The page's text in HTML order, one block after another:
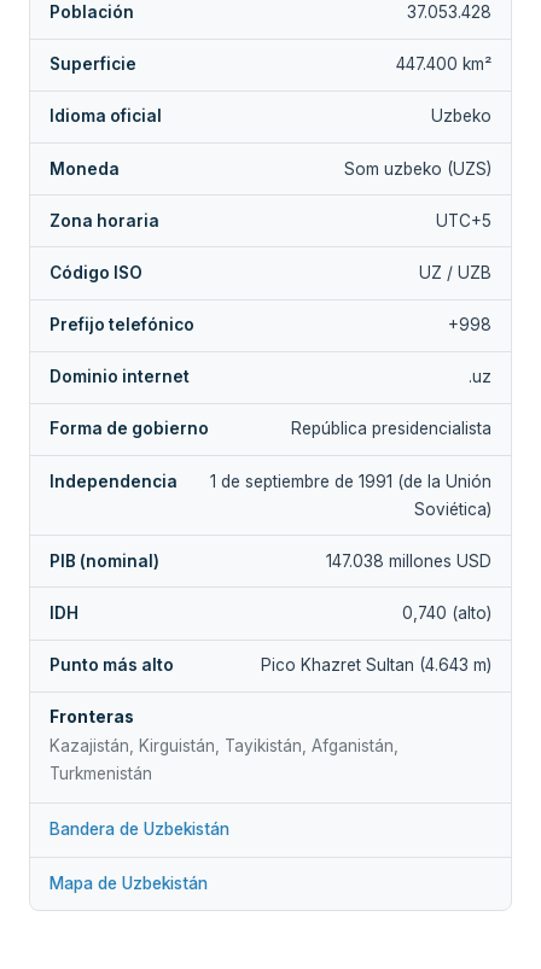
Población 37.053.428
Superficie 447.400 km²
Idioma oficial Uzbeko
Moneda Som uzbeko (UZS)
Zona horaria UTC+5
Código ISO UZ / UZB
Prefijo telefónico +998
Dominio internet .uz
Forma de gobierno República presidencialista
Independencia
1 de septiembre de 1991 (de la Unión
Soviética)
PIB (nominal) 147.038 millones USD
IDH 0,740 (alto)
Punto más alto Pico Khazret Sultan (4.643 m)
Fronteras
Kazajistán, Kirguistán, Tayikistán, Afganistán,
Turkmenistán
Bandera de Uzbekistán
Mapa de Uzbekistán